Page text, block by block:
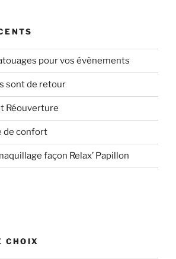
pour vos évènements
sont de retour
Réouverture
de confort
façon Relax’ Papillon
CHOIX